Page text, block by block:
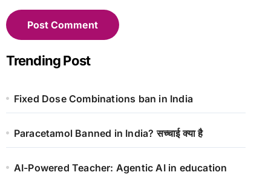
Trending Post
Fixed Dose Combinations ban in India
Paracetamol Banned in India? सच्चाई क्या है
AI-Powered Teacher: Agentic AI in education